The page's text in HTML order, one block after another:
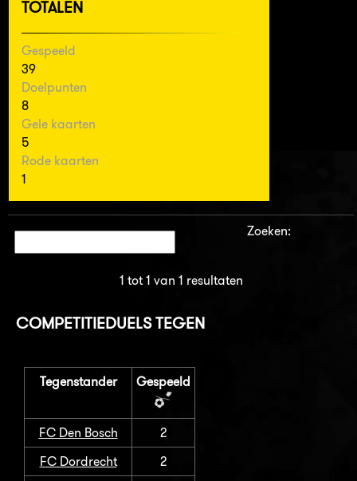
TOTALEN
Gespeeld
39
Doelpunten
8
Gele kaarten
5
Rode kaarten
1
Zoeken:
1 tot 1 van 1 resultaten
COMPETITIEDUELS TEGEN
Tegenstander Gespeeld
FC Den Bosch
2
FC Dordrecht
2